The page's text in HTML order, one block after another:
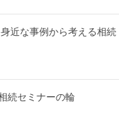
身近な事例から考える相続
続セミナーの輪